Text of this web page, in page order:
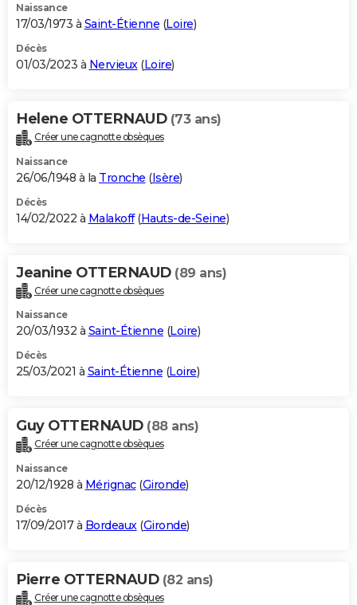
Naissance
17/03/1973 à Saint-Étienne (Loire)
Décès
01/03/2023 à Nervieux(Loire)
Helene OTTERNAUD (73 ans)
Créer une cagnotte obsèques
Naissance
26/06/1948 à la Tronche (Isère)
Décès
14/02/2022 à Malakoff(Hauts-de-Seine)
Jeanine OTTERNAUD (89 ans)
Créer une cagnotte obsèques
Naissance
20/03/1932 à Saint-Étienne (Loire)
Décès
25/03/2021 à Saint-Étienne (Loire)
Guy OTTERNAUD (88 ans)
Créer une cagnotte obsèques
Naissance
20/12/1928 à Mérignac(Gironde)
Décès
17/09/2017 à Bordeaux(Gironde)
Pierre OTTERNAUD (82 ans)
Créer une cagnotte obsèques